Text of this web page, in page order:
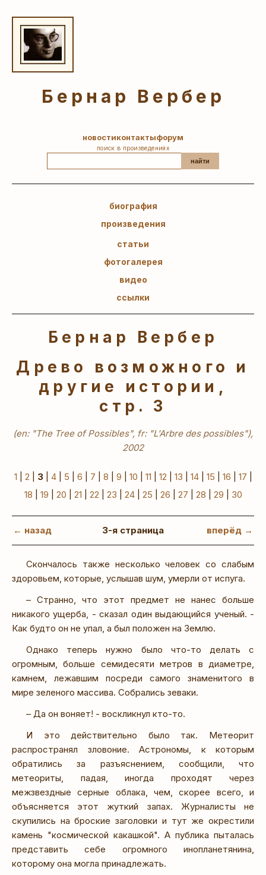
Бернар Вербер
новостиконтактыфорум
поиск в произведениях
найти
биография
произведения
статьи
фотогалерея
видео
ссылки
Бернар Вербер
Древо возможного и
другие истории,
стр. 3
(en: "The Tree of Possibles", fr: "L'Arbre des possibles"),
2002
1 2 3| 4| 5 6 7 8 9 10 11 12 13 14| 15 16 17
18
19 20 21 22 23 24| 25 26 27 28 29 30
← назад 3-я страница вперёд →
Скончалось также несколько человек со слабым
здоровьем, которые, услышав шум, умерли от испуга.
– Странно, что этот предмет не нанес больше
никакого ущерба, - сказал один выдающийся ученый. -
Как будто он не упал, а был положен на Землю.
Однако теперь нужно было что-то делать с
огромным, больше семидесяти метров в диаметре,
камнем, лежавшим посреди самого знаменитого в
мире зеленого массива. Собрались зеваки.
– Да он воняет! - воскликнул кто-то.
И это действительно было так. Метеорит
распространял зловоние. Астрономы, к которым
обратились за разъяснением, сообщили, что
метеориты, падая, иногда проходят через
межзвездные серные облака, чем, скорее всего, и
объясняется этот жуткий запах. Журналисты не
скупились на броские заголовки и тут же окрестили
камень "космической какашкой". А публика пыталась
представить себе огромного инопланетянина,
которому она могла принадлежать.